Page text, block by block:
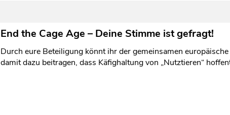
End the Cage Age – Deine Stimme ist gefragt!
Durch eure Beteiligung könnt ihr der gemeinsamen
damit dazu beitragen, dass Käfighaltung von „Nutztieren“